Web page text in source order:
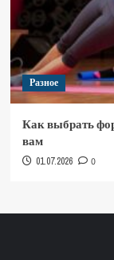
Разное
Как выбрать
вам
01.07.2026 0